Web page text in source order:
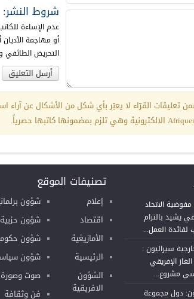
شروط النشر:
عدم الإساءة
أو مهاجمة الأديان
التحريض الطائفي
الاتحاد
يشيد بالتزام
لفائدة العمل...
سيراليون :
الإفريقي
مشروع...
دول مجموعة
تصنيفات الموقع
إعلام
اقتصاد
الأمازيغية
الرئيسية
الشؤون
الافريقية
شؤون
شؤون حزبية
شؤون
شؤون
صوت وصورة
فن وثقافة